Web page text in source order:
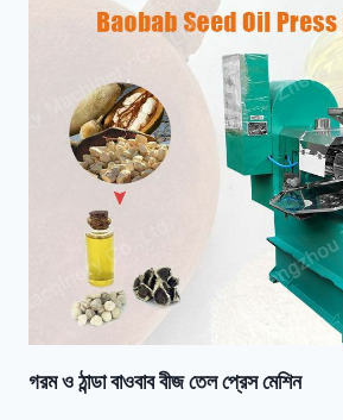
গরম ও ঠান্ডা বাওবাব বীজ তেল প্রেস মেশিন